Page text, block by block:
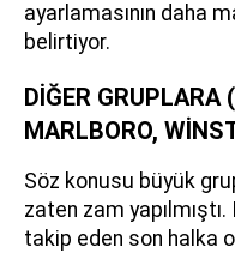
ayarlamasının daha
belirtiyor.
DİĞER GRUPLARA
MARLBORO,
Söz konusu büyük
zaten zam
takip eden son halka